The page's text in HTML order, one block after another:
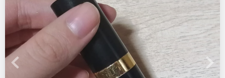
良いところ
しっとりして乾燥しにくい
細身なので塗りやすい
ティントタイプなので色落ちしにくい
良いなと思ったのが、全然唇が荒れません。しっかり潤ってく
れます。
あと、塗った時結構香りがあります。ピーチの香りがついてる
ようですがちょっときついかなと思いますが私は問題なく使え
ました。この香りは人それぞれかなと思います。
色自体は使いやすい色を選びました。
Previous Next